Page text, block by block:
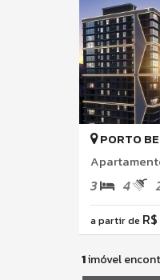
PORTO
3 4
a partir de
1imóvel